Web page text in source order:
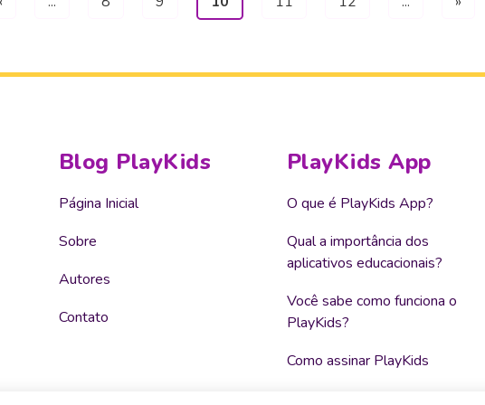
Blog PlayKids
Página Inicial
Sobre
Autores
Contato
PlayKids App
O que é PlayKids App?
Qual a importância dos
aplicativos educacionais?
Você sabe como funciona o
PlayKids?
Como assinar PlayKids